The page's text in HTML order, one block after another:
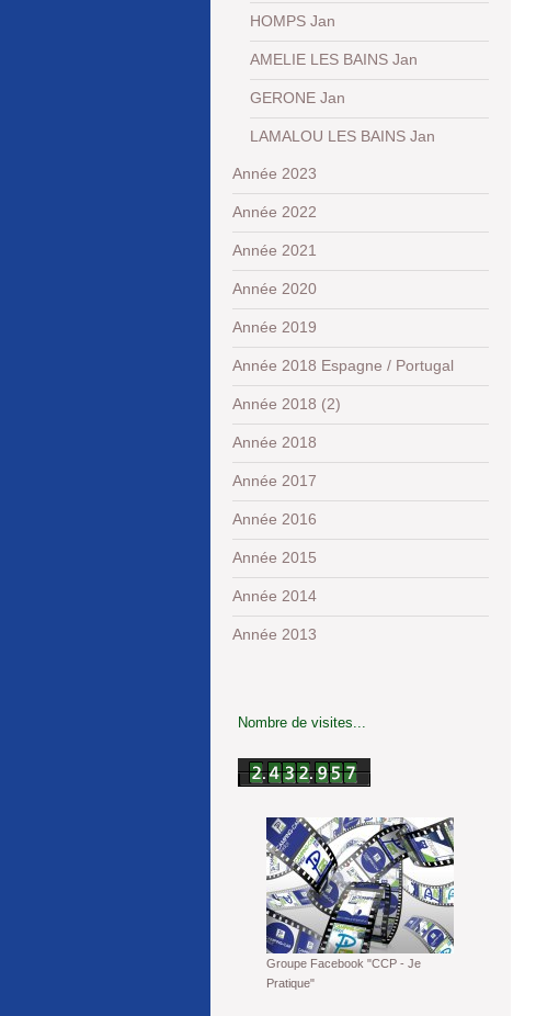
HOMPS Jan
AMELIE LES BAINS Jan
GERONE Jan
LAMALOU LES BAINS Jan
Année 2023
Année 2022
Année 2021
Année 2020
Année 2019
Année 2018 Espagne / Portugal
Année 2018 (2)
Année 2018
Année 2017
Année 2016
Année 2015
Année 2014
Année 2013
Nombre de visites...
Groupe Facebook "CCP - Je
Pratique"